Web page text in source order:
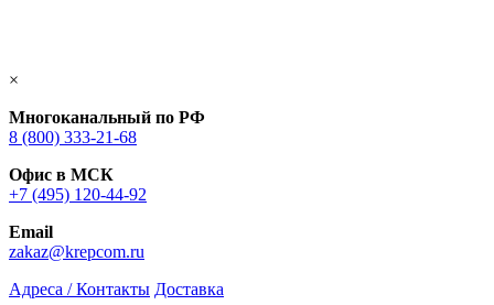
×
Многоканальный по РФ
8 (800) 333‑21-68
Офис в МСК
+7 (495) 120-44-92
Email
zakaz@krepcom.ru
Адреса / Контакты Доставка